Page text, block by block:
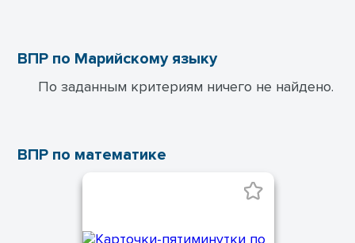
ВПР по Марийскому языку
По заданным критериям ничего не найдено.
ВПР по математике